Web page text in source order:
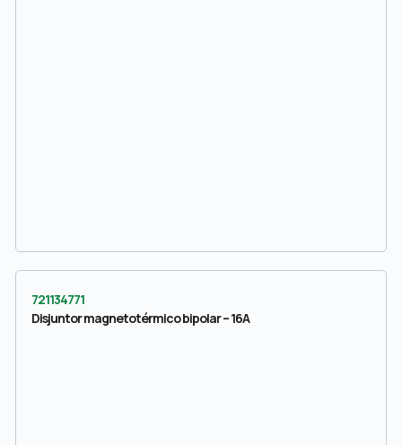
721134771
Disjuntor magnetotérmico bipolar – 16A